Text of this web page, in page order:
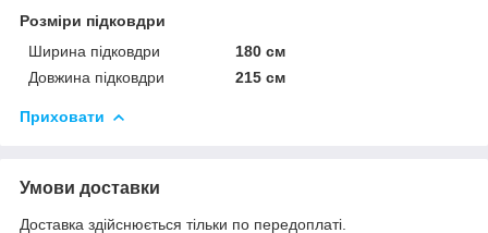
Розміри підковдри
Ширина підковдри
180 см
Довжина підковдри
215 см
Приховати
Умови доставки
Доставка здійснюється тільки по передоплаті.